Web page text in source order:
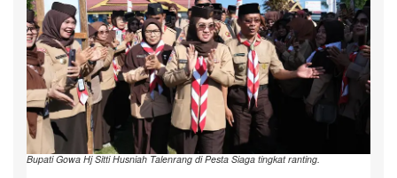
Bupati Gowa Hj Sitti Husniah Talenrang di Pesta Siaga tingkat ranting.